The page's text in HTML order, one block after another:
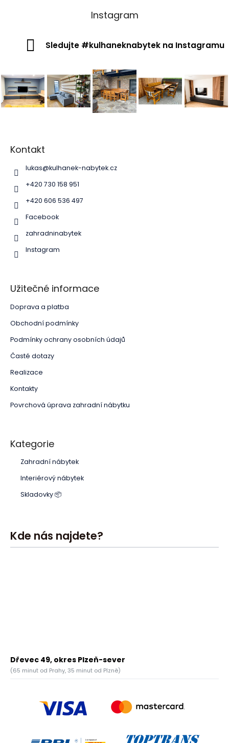
Instagram
Sledujte #kulhaneknabytek na Instagramu
Kontakt
lukas@kulhanek-nabytek.cz
+420 730 158 951
+420 606 536 497
Facebook
zahradninabytek
Instagram
Užitečné informace
Doprava a platba
Obchodní podmínky
Podmínky ochrany osobních údajů
Časté dotazy
Realizace
Kontakty
Povrchová úprava zahradní nábytku
Kategorie
Zahradní nábytek
Interiérový nábytek
Skladovky 📦
Kde nás najdete?
Dřevec 49, okres Plzeň-sever
(65 minut od Prahy, 35 minut od Plzně)